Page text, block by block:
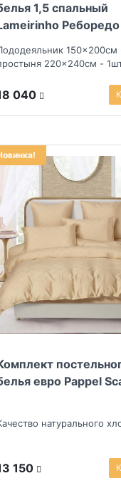
1,5 спальный
Реборедо
150x200см
220x240см -
040
евро Pappel
натурального
150